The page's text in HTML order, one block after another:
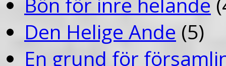
Den Helige Ande (5)
En grund för